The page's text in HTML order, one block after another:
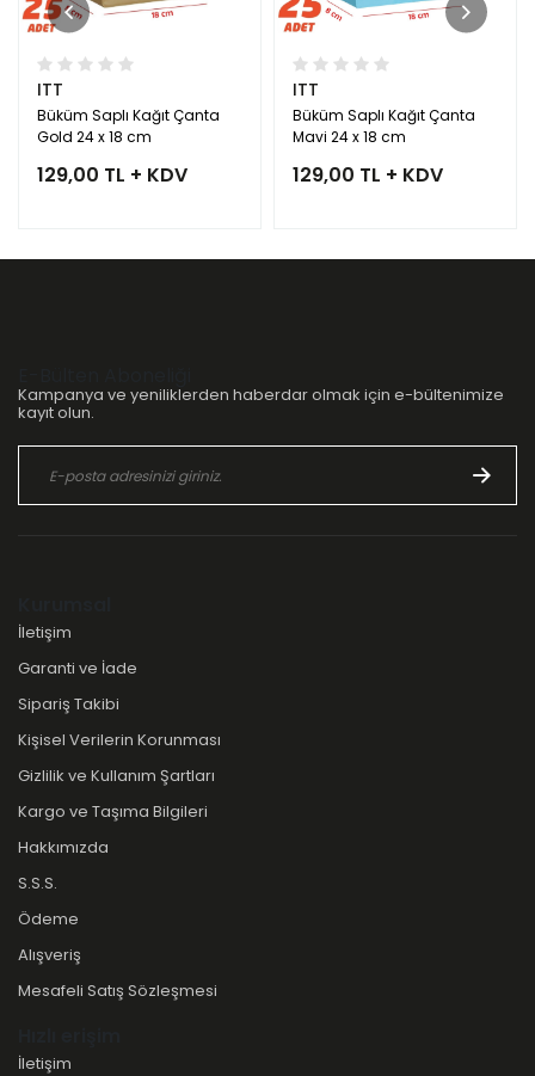
ITT
Büküm Saplı Kağıt Çanta
Gold 24 x 18 cm
129,00 TL + KDV
ITT
Büküm Saplı Kağıt Çanta
Mavi 24 x 18 cm
129,00 TL + KDV
Kampanya ve yeniliklerden haberdar olmak için e-bültenimize
kayıt olun.
İletişim
Garanti ve İade
Sipariş Takibi
Kişisel Verilerin Korunması
Gizlilik ve Kullanım Şartları
Kargo ve Taşıma Bilgileri
Hakkımızda
S.S.S.
Ödeme
Alışveriş
Mesafeli Satış Sözleşmesi
İletişim